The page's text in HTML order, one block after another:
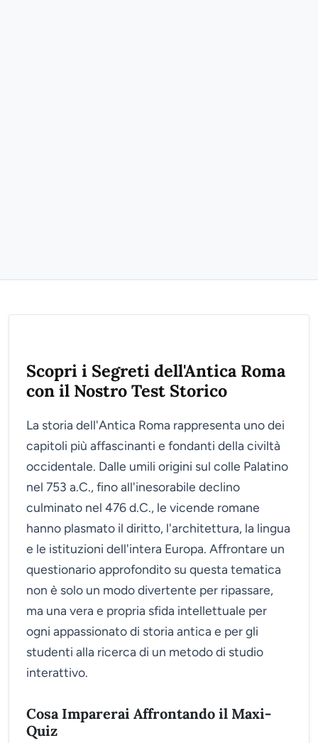
Scopri i Segreti dell'Antica Roma
con il Nostro Test Storico
La storia dell'Antica Roma rappresenta uno dei
capitoli più affascinanti e fondanti della civiltà
occidentale. Dalle umili origini sul colle Palatino
nel 753 a.C., fino all'inesorabile declino
culminato nel 476 d.C., le vicende romane
hanno plasmato il diritto, l'architettura, la lingua
e le istituzioni dell'intera Europa. Affrontare un
questionario approfondito su questa tematica
non è solo un modo divertente per ripassare,
ma una vera e propria sfida intellettuale per
ogni appassionato di storia antica e per gli
studenti alla ricerca di un metodo di studio
interattivo.
Cosa Imparerai Affrontando il Maxi-
Quiz